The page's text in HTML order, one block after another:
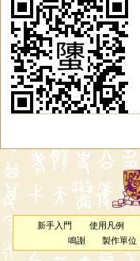
新手入門 使用凡例
鳴謝
製作單位